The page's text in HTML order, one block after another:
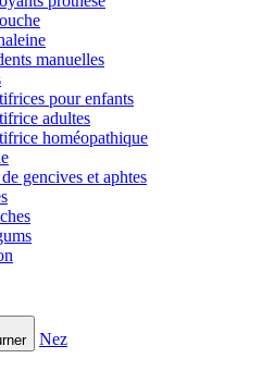
manuelles
pour enfants
adultes
homéopathique
gencives et aphtes
Nez